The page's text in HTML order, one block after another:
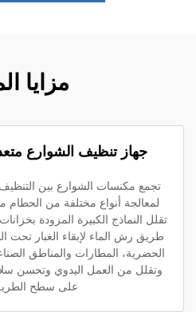
مزايا المنتج
جهاز تنظيف الشوارع متعدد
تجمع مكنسات الشوارع بين التنظيف، شفط
لمعالجة أنواع مختلفة من الحطام مثل
النماذج الكبيرة المزودة بخزانات
رش الماء لإبقاء الغبار تحت
المطارات والمناطق الصناعية،
من العمل اليدوي وتحسن سلامة
على سطح الطريق